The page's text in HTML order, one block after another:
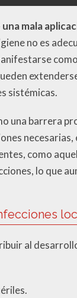
mala
no es
sistémicas.
una barrera
como
lo que
al